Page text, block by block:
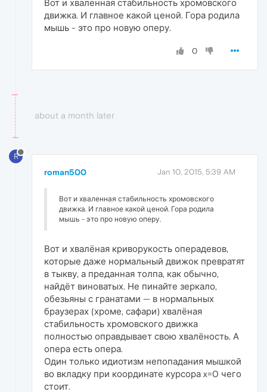
Вот и хваленная стабильность хромовского
движка. И главное какой ценой. Гора родила
мышь - это про новую оперу.
0
about a month later
R
roman500 Jan 10, 2015, 5:39 AM
Вот и хваленная стабильность хромовского
движка. И главное какой ценой. Гора родила
мышь - это про новую оперу.
Вот и хвалёная криворукость операдевов,
которые даже нормальный движок превратят
в тыкву, а преданная толпа, как обычно,
найдёт виноватых. Не пинайте зеркало,
обезьяны с гранатами — в нормальных
браузерах (хроме, сафари) хвалёная
стабильность хромовского движка
полностью оправдывает свою хвалёность. А
опера есть опера.
Один только идиотизм непопадания мышкой
во вкладку при координате курсора x=0 чего
стоит.